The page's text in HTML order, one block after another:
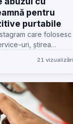
pentru
purtabile
care folosesc
uri, știrea
21 vizualizări